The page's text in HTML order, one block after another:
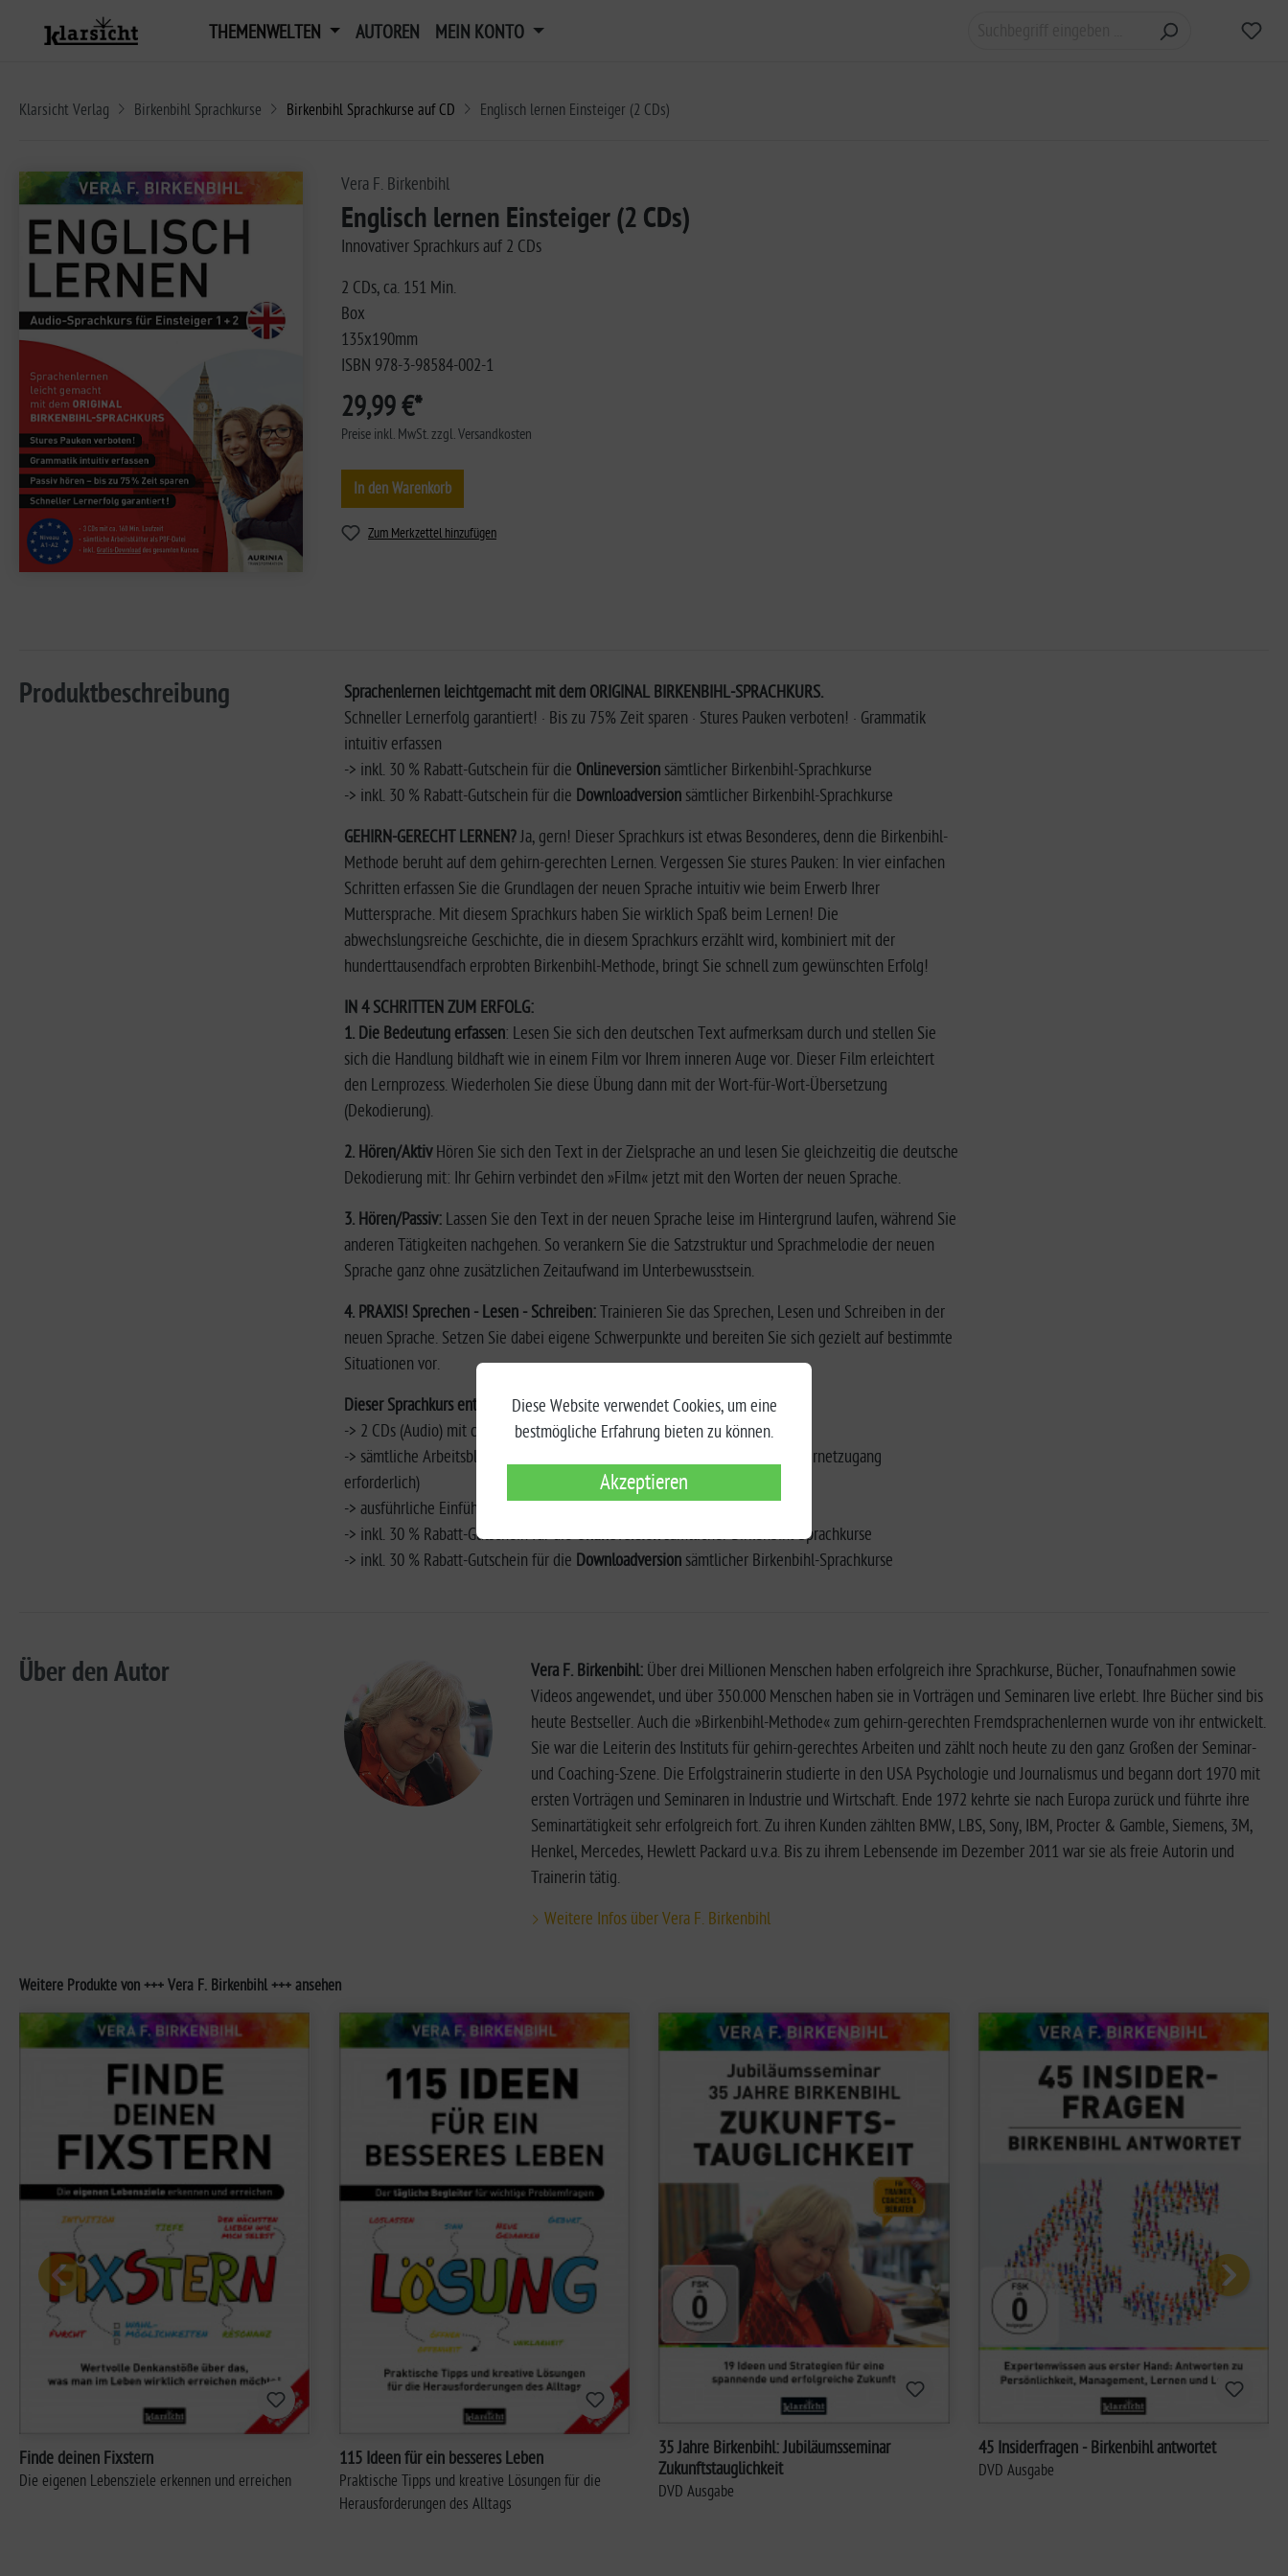
THEMENWELTEN AUTOREN MEIN KONTO
Klarsicht Verlag Birkenbihl Sprachkurse Birkenbihl Sprachkurse auf CD Englisch lernen Einsteiger (2 CDs)
Vera F. Birkenbihl
Englisch lernen Einsteiger (2 CDs)
Innovativer Sprachkurs auf 2 CDs
2 CDs, ca. 151 Min.
Box
135x190mm
ISBN 978-3-98584-002-1
29,99 €*
Preise inkl. MwSt. zzgl. Versandkosten
In den Warenkorb
Zum Merkzettel hinzufügen
Produktbeschreibung
Sprachenlernen leichtgemacht mit dem ORIGINAL BIRKENBIHL-SPRACHKURS.
Schneller Lernerfolg garantiert! · Bis zu 75% Zeit sparen · Stures Pauken verboten! · Grammatik
intuitiv erfassen
-> inkl. 30 % Rabatt-Gutschein für die Onlineversion sämtlicher Birkenbihl-Sprachkurse
-> inkl. 30 % Rabatt-Gutschein für die Downloadversion sämtlicher Birkenbihl-Sprachkurse
GEHIRN-GERECHT LERNEN?Ja, gern! Dieser Sprachkurs ist etwas Besonderes, denn die Birkenbihl-
Methode beruht auf dem gehirn-gerechten Lernen. Vergessen Sie stures Pauken: In vier einfachen
Schritten erfassen Sie die Grundlagen der neuen Sprache intuitiv wie beim Erwerb Ihrer
Muttersprache. Mit diesem Sprachkurs haben Sie wirklich Spaß beim Lernen! Die
abwechslungsreiche Geschichte, die in diesem Sprachkurs erzählt wird, kombiniert mit der
hunderttausendfach erprobten Birkenbihl-Methode, bringt Sie schnell zum gewünschten Erfolg!
IN 4 SCHRITTEN ZUM ERFOLG:
1. Die Bedeutung erfassen: Lesen Sie sich den deutschen Text aufmerksam durch und stellen Sie
sich die Handlung bildhaft wie in einem Film vor Ihrem inneren Auge vor. Dieser Film erleichtert
den Lernprozess. Wiederholen Sie diese Übung dann mit der Wort-für-Wort-Übersetzung
(Dekodierung).
2. Hören/AktivHören Sie sich den Text in der Zielsprache an und lesen Sie gleichzeitig die deutsche
Dekodierung mit: Ihr Gehirn verbindet den »Film« jetzt mit den Worten der neuen Sprache.
3. Hören/Passiv: Lassen Sie den Text in der neuen Sprache leise im Hintergrund laufen, während Sie
anderen Tätigkeiten nachgehen. So verankern Sie die Satzstruktur und Sprachmelodie der neuen
Sprache ganz ohne zusätzlichen Zeitaufwand im Unterbewusstsein.
4. PRAXIS! Sprechen - Lesen - Schreiben:Trainieren Sie das Sprechen, Lesen und Schreiben in der
neuen Sprache. Setzen Sie dabei eigene Schwerpunkte und bereiten Sie sich gezielt auf bestimmte
Situationen vor.
Dieser Sprachkurs enthält:
-> 2 CDs (Audio) mit ca. 151 Min. Gesamtlaufzeit
-> sämtliche Arbeitsblätter als PDF-Datei im Download zum Ausdrucken (Internetzugang
erforderlich)
-> ausführliche Einführung in die Birkenbihl-Methode
-> inkl. 30 % Rabatt-Gutschein für dieOnlineversionsämtlicher Birkenbihl-Sprachkurse
-> inkl. 30 % Rabatt-Gutschein für die Downloadversion sämtlicher Birkenbihl-Sprachkurse
Über den Autor Vera F. Birkenbihl: Über drei Millionen Menschen haben erfolgreich ihre Sprachkurse, Bücher, Tonaufnahmen sowie
Videos angewendet, und über 350.000 Menschen haben sie in Vorträgen und Seminaren live erlebt. Ihre Bücher sind bis
heute Bestseller. Auch die »Birkenbihl-Methode« zum gehirn-gerechten Fremdsprachenlernen wurde von ihr entwickelt.
Sie war die Leiterin des Instituts für gehirn-gerechtes Arbeiten und zählt noch heute zu den ganz Großen der Seminar-
und Coaching-Szene. Die Erfolgstrainerin studierte in den USA Psychologie und Journalismus und begann dort 1970 mit
ersten Vorträgen und Seminaren in Industrie und Wirtschaft. Ende 1972 kehrte sie nach Europa zurück und führte ihre
Seminartätigkeit sehr erfolgreich fort. Zu ihren Kunden zählten BMW, LBS, Sony, IBM, Procter & Gamble, Siemens, 3M,
Henkel, Mercedes, Hewlett Packard u.v.a. Bis zu ihrem Lebensende im Dezember 2011 war sie als freie Autorin und
Trainerin tätig.
Weitere Infos über Vera F. Birkenbihl
Weitere Produkte von +++ Vera F. Birkenbihl +++ ansehen
Finde deinen Fixstern
Die eigenen Lebensziele erkennen und erreichen
115 Ideen für ein besseres Leben
Praktische Tipps und kreative Lösungen für die
Herausforderungen des Alltags
35 Jahre Birkenbihl: Jubiläumsseminar
Zukunftstauglichkeit
DVD Ausgabe
45 Insiderfragen - Birkenbihl antwortet
DVD Ausgabe
Diese Website verwendet Cookies, um eine
bestmögliche Erfahrung bieten zu können.
Akzeptieren